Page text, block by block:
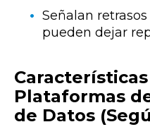
Señalan
pueden dejar
Plataformas
de Datos